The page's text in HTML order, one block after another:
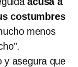
costumbres
menos
y asegura que